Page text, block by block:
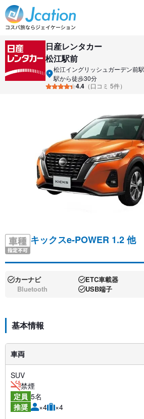
日産レンタカー
松江駅前
松江イングリッシュガーデン前
駅から徒歩30分
4.4 （口コミ 5件）
キックスe-POWER 1.2 他
カーナビ ETC車載器
Bluetooth
USB端子
基本情報
車両
SUV
禁煙
定員 5名
推奨
×4
×4